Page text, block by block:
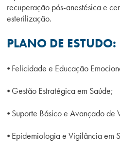
recuperação pós-anestésica e
esterilização.
PLANO DE ESTUDO:
⦁ Felicidade e Educação
⦁ Gestão Estratégica em Saúde;
⦁ Suporte Básico e Avançado de
⦁ Epidemiologia e Vigilância em